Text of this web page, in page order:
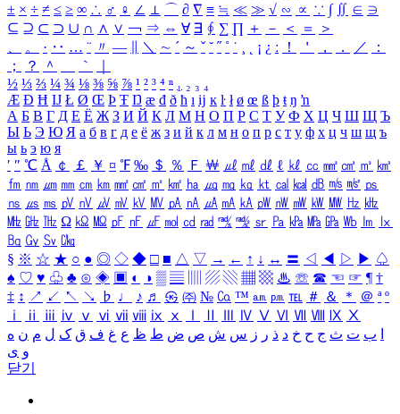
± × ÷ ≠ ≤ ≥ ∞ ∴ ♂ ♀ ∠ ⊥ ⌒ ∂ ∇ ≡ ≒ ≪ ≫ √ ∽ ∝ ∵ ∫ ∬ ∈ ∋
⊆ ⊇ ⊂ ⊃ ∪ ∩ ∧ ∨ ￢ ⇒ ⇔ ∀ ∃ ∮ ∑ ∏ ＋ － ＜ ＝
＞
、
。 · ‥ … ¨ 〃 ― ＼ ∼ ´ ～ ˇ ˘ ˝ ˚ ˙ ¸ ¡ ¿ ː ！ ＇ ， ． ／
：
；
？ ＾ ｀
½ ⅓ ⅔ ¼ ¾ ⅛ ⅜ ⅝ ⅞ ¹ ² ³ ⁴ ⁿ ₁ ₂ ₃ ₄
Æ Ð Ħ Ĳ Ł Ø Œ Þ Ŧ Ŋ æ đ ð ħ ı ĳ ĸ ŀ ł ø œ ß þ ŧ ŋ ŉ
А Б В Г Д Е Ё Ж З И Й К Л М Н О П Р С Т У Ф Х Ц Ч Ш Щ Ъ
Ы Ь Э Ю Я а б в г д е ё ж з и й к л м н о п р с т у ф х ц ч ш щ ъ
ы ь э ю я
′ ″ ℃ Å ￠ ￡ ￥ ¤ ℉ ‰ ＄ ％ Ｆ ￦ ㎕ ㎖ ㎗ ℓ ㎘ ㏄ ㎣ ㎤ ㎥ ㎦
㎙ ㎚ ㎛ ㎜ ㎝ ㎞ ㎟ ㎠ ㎡ ㎢ ㏊ ㎍ ㎎ ㎏ ㏏ ㎈ ㎉ ㏈ ㎧ ㎨ ㎰
㎱ ㎲ ㎳ ㎴ ㎵ ㎶ ㎷ ㎸ ㎹ ㎀ ㎁ ㎂ ㎃ ㎄ ㎺ ㎻ ㎽ ㎾ ㎿ ㎐ ㎑
㎒ ㎓ ㎔ Ω ㏀ ㏁ ㎊ ㎋ ㎌ ㏖ ㏅ ㎭ ㎮ ㎯ ㏛ ㎩ ㎪ ㎫ ㎬ ㏝ ㏐
㏓
㏃ ㏉ ㏜ ㏆
§ ※ ☆ ★ ○ ● ◎ ◇ ◆ □ ■ △ ▽ → ← ↑ ↓ ↔ 〓 ◁ ◀ ▷ ▶ ♤
♠ ♡ ♥ ♧ ♣ ⊙ ◈ ▣ ◐ ◑ ▒ ▤ ▨ ▧ ▦ ▩ ♨ ☏ ☎ ☜ ☞ ¶ †
‡ ↕ ↗ ↙ ↖ ↘ ♭ ♩ ♪ ♬ ㉿ ㈜ № ㏇ ™ ㏂ ㏘ ℡ ＃ ＆ ＊ ＠ ª º
ⅰ
ⅱ ⅲ ⅳ ⅴ ⅵ ⅶ ⅷ ⅸ ⅹ Ⅳ Ⅴ Ⅵ Ⅶ Ⅷ Ⅸ Ⅹ
ب ت ث ج ح خ د ذ ر ز س ش ص ض ط ظ ع غ ف ق ک ل م ن ه
و ی
닫기